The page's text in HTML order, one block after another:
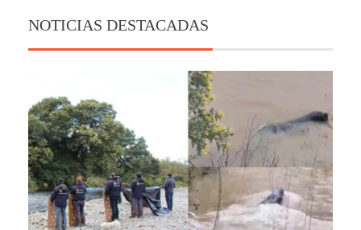
NOTICIAS DESTACADAS